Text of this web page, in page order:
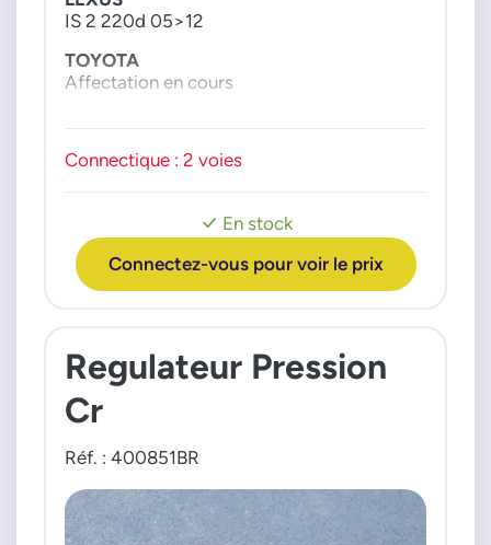
En stock
Connectez-vous pour voir le prix
IS 2 220d 05>12
TOYOTA
Affectation en cours
Connectique : 2 voies
Regulateur Pression
Cr
Réf. : 400851BR